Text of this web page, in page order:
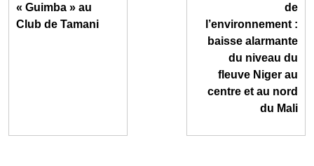
« Guimba » au
Club de Tamani
de
l’environnement :
baisse alarmante
du niveau du
fleuve Niger au
centre et au nord
du Mali